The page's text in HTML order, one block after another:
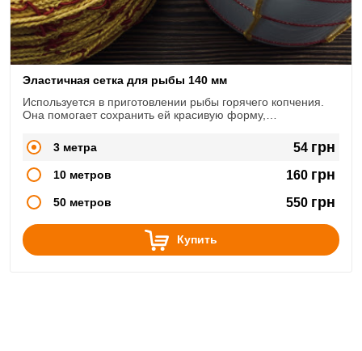
Эластичная сетка для рыбы 140 мм
Используется в приготовлении рыбы горячего копчения.
Она помогает сохранить ей красивую форму,
3 метра
54 грн
10 метров 160 грн
50 метров 550 грн
Купить